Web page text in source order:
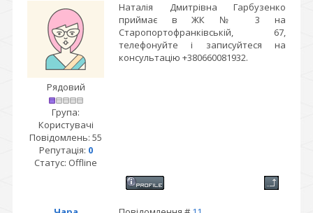
Рядовий
Група:
Користувачі
Повідомлень: 55
Репутація: 0
Статус: Offline
Наталія Дмитрівна Гарбузенко
приймає в ЖК № 3 на
Старопортофранківській, 67,
телефонуйте і записуйтеся на
консультацію +380660081932.